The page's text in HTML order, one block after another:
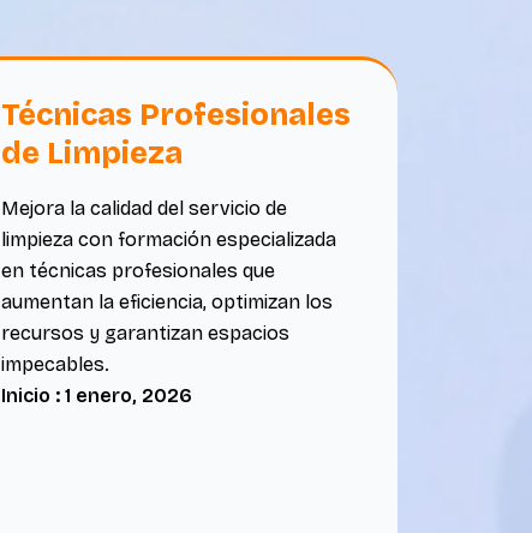
Técnicas Profesionales
de Limpieza
Mejora la calidad del servicio de
limpieza con formación especializada
en técnicas profesionales que
aumentan la eficiencia, optimizan los
recursos y garantizan espacios
impecables.
Inicio : 1 enero, 2026